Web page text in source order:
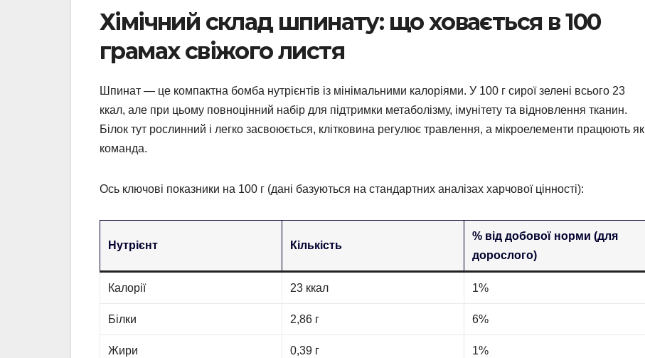
Хімічний склад шпинату: що ховається в 100
грамах свіжого листя
Шпинат — це компактна бомба нутрієнтів із мінімальними калоріями. У 100 г сирої зелені всього 23
ккал, але при цьому повноцінний набір для підтримки метаболізму, імунітету та відновлення тканин.
Білок тут рослинний і легко засвоюється, клітковина регулює травлення, а мікроелементи працюють як
команда.
Ось ключові показники на 100 г (дані базуються на стандартних аналізах харчової цінності):
Нутрієнт Кількість
% від добової норми (для
дорослого)
Калорії 23 ккал 1%
Білки 2,86 г 6%
Жири 0,39 г 1%